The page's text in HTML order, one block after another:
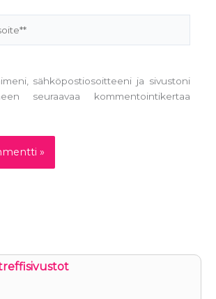
sähköpostiosoitteeni ja sivustoni
seuraavaa kommentointikertaa